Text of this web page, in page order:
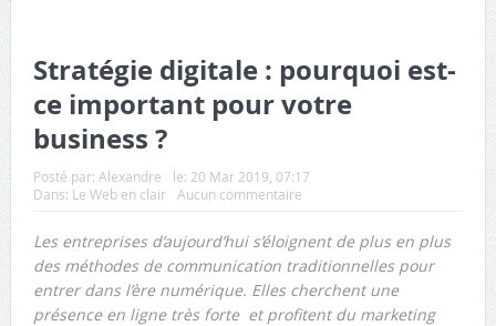
Stratégie digitale : pourquoi est-
ce important pour votre
business ?
Posté par: Alexandre le: 20 Mar 2019, 07:17
Dans: Le Web en clair Aucun commentaire
Les entreprises d’aujourd’hui s’éloignent de plus en plus
des méthodes de communication traditionnelles pour
entrer dans l’ère numérique. Elles cherchent une
présence en ligne très forte et profitent du marketing